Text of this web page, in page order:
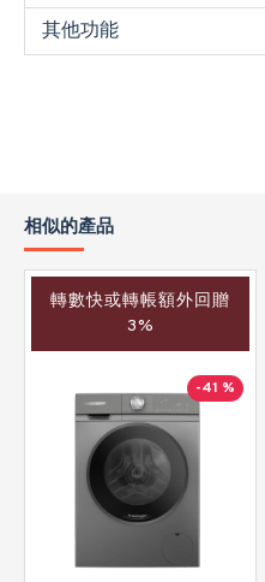
其他功能
相似的產品
轉數快或轉帳額外回贈
3%
-41 %